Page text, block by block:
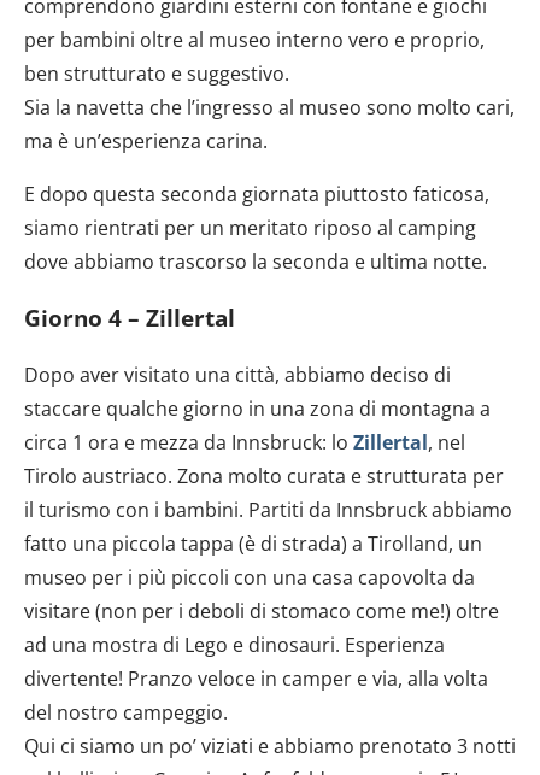
comprendono giardini esterni con fontane e giochi
per bambini oltre al museo interno vero e proprio,
ben strutturato e suggestivo.
Sia la navetta che l’ingresso al museo sono molto cari,
ma è un’esperienza carina.
E dopo questa seconda giornata piuttosto faticosa,
siamo rientrati per un meritato riposo al camping
dove abbiamo trascorso la seconda e ultima notte.
Giorno 4 – Zillertal
Dopo aver visitato una città, abbiamo deciso di
staccare qualche giorno in una zona di montagna a
circa 1 ora e mezza da Innsbruck: lo Zillertal, nel
Tirolo austriaco. Zona molto curata e strutturata per
il turismo con i bambini. Partiti da Innsbruck abbiamo
fatto una piccola tappa (è di strada) a Tirolland, un
museo per i più piccoli con una casa capovolta da
visitare (non per i deboli di stomaco come me!) oltre
ad una mostra di Lego e dinosauri. Esperienza
divertente! Pranzo veloce in camper e via, alla volta
del nostro campeggio.
Qui ci siamo un po’ viziati e abbiamo prenotato 3 notti